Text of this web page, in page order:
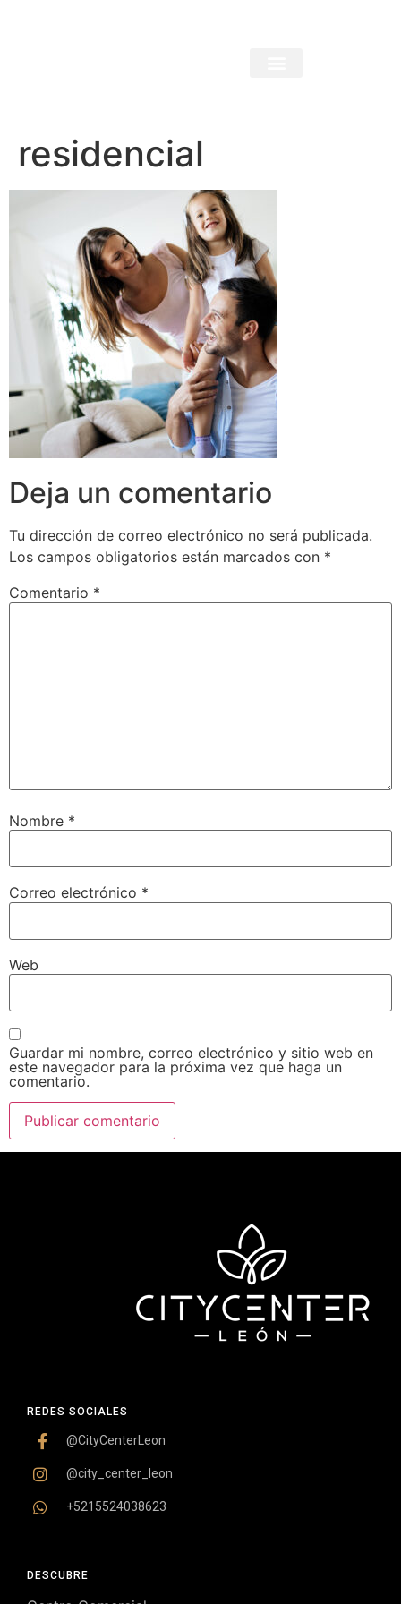
residencial
Deja un comentario
Tu dirección de correo electrónico no será publicada.
Los campos obligatorios están marcados con *
Comentario *
Nombre *
Correo electrónico *
Web
Guardar mi nombre, correo electrónico y sitio web en
este navegador para la próxima vez que haga un
comentario.
DESCUBRE
REDES SOCIALES
@CityCenterLeon
@city_center_leon
+5215524038623